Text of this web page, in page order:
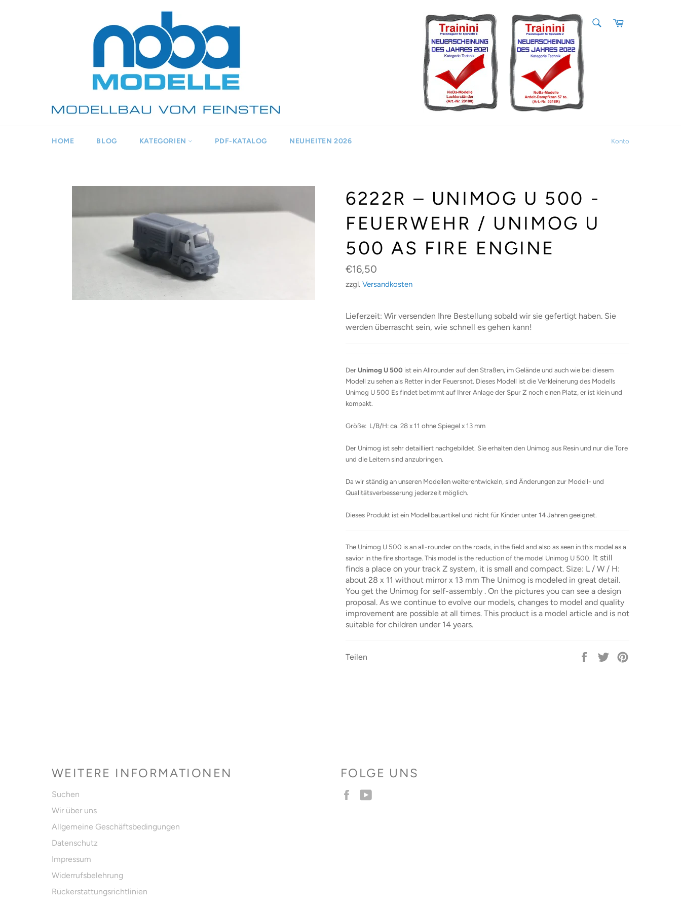
Warenkorb
HOME BLOG KATEGORIEN PDF-KATALOG NEUHEITEN 2026 Konto
6222R – UNIMOG U 500 -
FEUERWEHR / UNIMOG U
500 AS FIRE ENGINE
Normaler
Preis
€16,50
zzgl. Versandkosten
Lieferzeit: Wir versenden Ihre Bestellung sobald wir sie gefertigt haben. Sie
werden überrascht sein, wie schnell es gehen kann!
Der Unimog U 500 ist ein Allrounder auf den Straßen, im Gelände und auch wie bei diesem
Modell zu sehen als Retter in der Feuersnot. Dieses Modell ist die Verkleinerung des Modells
Unimog U 500 Es findet betimmt auf Ihrer Anlage der Spur Z noch einen Platz, er ist klein und
kompakt.
Größe: L/B/H: ca. 28 x 11 ohne Spiegel x 13 mm
Der Unimog ist sehr detailliert nachgebildet. Sie erhalten den Unimog aus Resin und nur die Tore
und die Leitern sind anzubringen.
Da wir ständig an unseren Modellen weiterentwickeln, sind Änderungen zur Modell- und
Qualitätsverbesserung jederzeit möglich.
Dieses Produkt ist ein Modellbauartikel und nicht für Kinder unter 14 Jahren geeignet.
The Unimog U 500 is an all-rounder on the roads, in the field and also as seen in this model as a
savior in the fire shortage. This model is the reduction of the model Unimog U 500. It still
finds a place on your track Z system, it is small and compact. Size: L / W / H:
about 28 x 11 without mirror x 13 mm The Unimog is modeled in great detail.
You get the Unimog for self-assembly . On the pictures you can see a design
proposal. As we continue to evolve our models, changes to model and quality
improvement are possible at all times. This product is a model article and is not
suitable for children under 14 years.
Teilen
Auf
Auf
WEITERE INFORMATIONEN
Suchen
Wir über uns
Allgemeine Geschäftsbedingungen
Datenschutz
Impressum
Widerrufsbelehrung
Rückerstattungsrichtlinien
FOLGE UNS
Facebook